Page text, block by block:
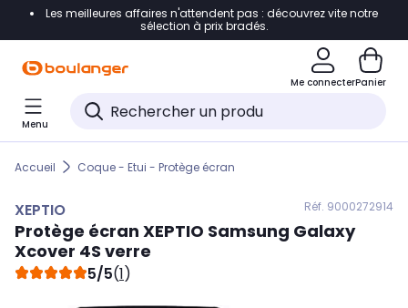
Accéder directement à la navigation
Accéder directement au pied de page
Accéder directement au chatbot
Les meilleures affaires n'attendent pas : découvrez vite notre
sélection à prix bradés.
Me connecterPanier
Menu
Accueil Coque - Etui - Protège écran
XEPTIO Réf. 9000272914
Protège écran XEPTIO Samsung Galaxy
Xcover 4S verre
5/5(1)